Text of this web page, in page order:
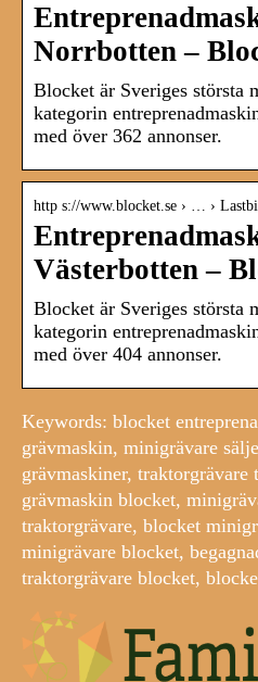
Norrbotten –
Blocket är Sveriges största
kategorin
med över 362 annonser.
http s://www.blocket.se › … ›
Västerbotten –
Blocket är Sveriges största
kategorin
med över 404 annonser.
Keywords: blocket
grävmaskin, minigrävare
grävmaskiner,
grävmaskin blocket,
traktorgrävare, blocket
minigrävare blocket,
traktorgrävare blocket,